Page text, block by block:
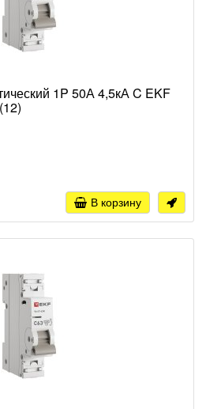
1P 50А 4,5кА C EKF
В корзину